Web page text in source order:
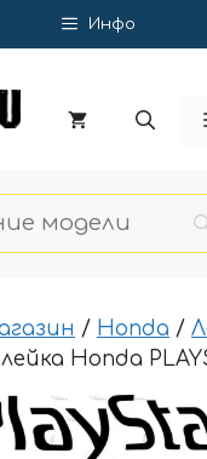
Инфо
/ Honda /
Honda